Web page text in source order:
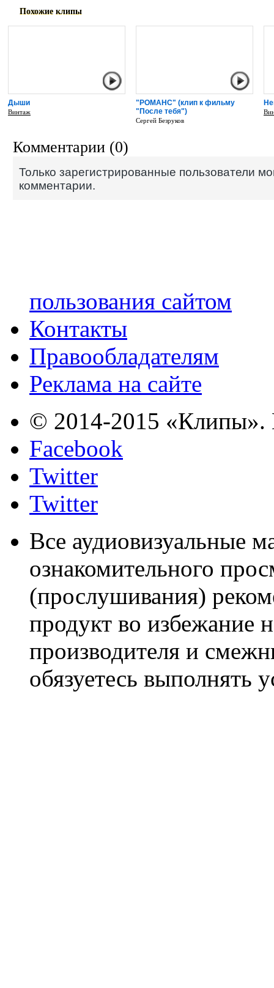
Похожие клипы
Дыши
Винтаж
"РОМАНС" (клип к фильму
"После тебя")
Сергей Безруков
Комментарии (0)
Только зарегистрированные пользователи
комментарии.
пользования сайтом
Контакты
Правообладателям
Реклама на сайте
© 2014-2015 «Клипы».
Facebook
Twitter
Twitter
Все аудиовизуальные
ознакомительного
(прослушивания)
продукт во избежание
производителя и
обязуетесь выполнять